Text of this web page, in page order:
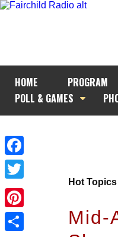
HOME PROGRAM
POLL & GAMES
Facebook
Twitter
Pinterest
Hot
Mid-